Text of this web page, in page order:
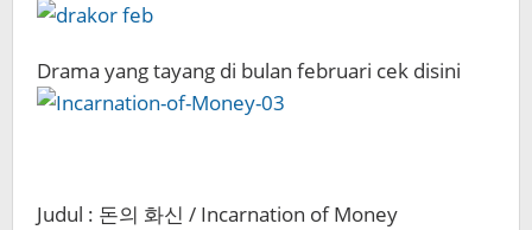
Drama yang tayang di bulan februari cek disini
Judul : 돈의 화신 / Incarnation of Money